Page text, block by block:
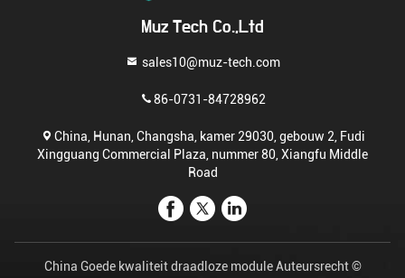
Muz Tech Co.,Ltd
sales10@muz-tech.com
86-0731-84728962
China, Hunan, Changsha, kamer 29030, gebouw 2, Fudi
Xingguang Commercial Plaza, nummer 80, Xiangfu Middle
Road
China Goede kwaliteit draadloze module Auteursrecht ©